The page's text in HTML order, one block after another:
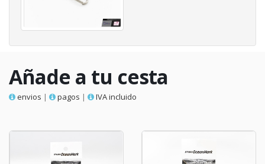
Añade a tu cesta
envios | pagos | IVA incluido